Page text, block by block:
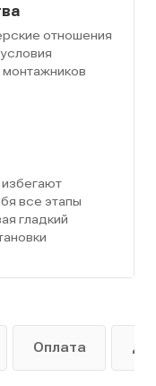
отношения
монтажников
все этапы
гладкий
Оплата